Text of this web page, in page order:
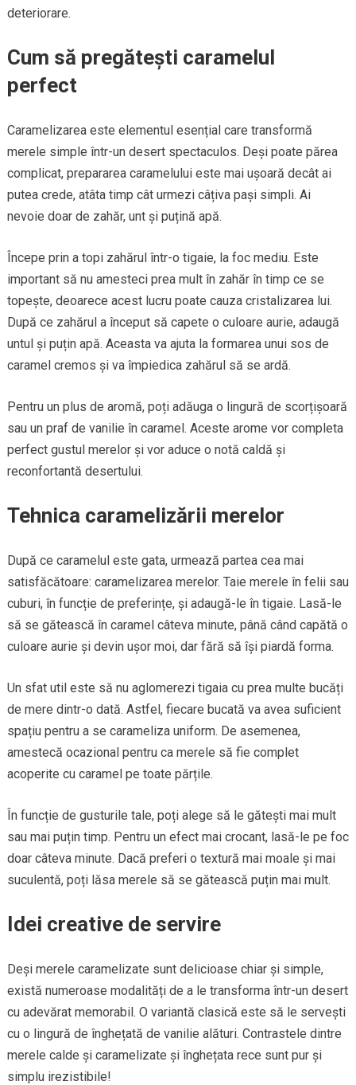
deteriorare.
Cum să pregătești caramelul
perfect
Caramelizarea este elementul esențial care transformă
merele simple într-un desert spectaculos. Deși poate părea
complicat, prepararea caramelului este mai ușoară decât ai
putea crede, atâta timp cât urmezi câțiva pași simpli. Ai
nevoie doar de zahăr, unt și puțină apă.
Începe prin a topi zahărul într-o tigaie, la foc mediu. Este
important să nu amesteci prea mult în zahăr în timp ce se
topește, deoarece acest lucru poate cauza cristalizarea lui.
După ce zahărul a început să capete o culoare aurie, adaugă
untul și puțin apă. Aceasta va ajuta la formarea unui sos de
caramel cremos și va împiedica zahărul să se ardă.
Pentru un plus de aromă, poți adăuga o lingură de scorțișoară
sau un praf de vanilie în caramel. Aceste arome vor completa
perfect gustul merelor și vor aduce o notă caldă și
reconfortantă desertului.
Tehnica caramelizării merelor
După ce caramelul este gata, urmează partea cea mai
satisfăcătoare: caramelizarea merelor. Taie merele în felii sau
cuburi, în funcție de preferințe, și adaugă-le în tigaie. Lasă-le
să se gătească în caramel câteva minute, până când capătă o
culoare aurie și devin ușor moi, dar fără să își piardă forma.
Un sfat util este să nu aglomerezi tigaia cu prea multe bucăți
de mere dintr-o dată. Astfel, fiecare bucată va avea suficient
spațiu pentru a se carameliza uniform. De asemenea,
amestecă ocazional pentru ca merele să fie complet
acoperite cu caramel pe toate părțile.
În funcție de gusturile tale, poți alege să le gătești mai mult
sau mai puțin timp. Pentru un efect mai crocant, lasă-le pe foc
doar câteva minute. Dacă preferi o textură mai moale și mai
suculentă, poți lăsa merele să se gătească puțin mai mult.
Idei creative de servire
Deși merele caramelizate sunt delicioase chiar și simple,
există numeroase modalități de a le transforma într-un desert
cu adevărat memorabil. O variantă clasică este să le servești
cu o lingură de înghețată de vanilie alături. Contrastele dintre
merele calde și caramelizate și înghețata rece sunt pur și
simplu irezistibile!